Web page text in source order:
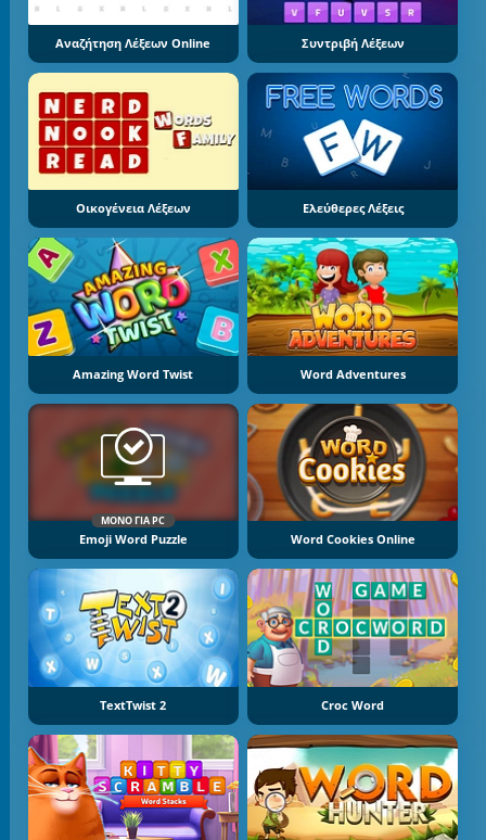
Αναζήτηση Λέξεων Online Συντριβή Λέξεων
Οικογένεια Λέξεων Ελεύθερες Λέξεις
Amazing Word Twist Word Adventures
ΜΌΝΟ ΓΙΑ PC
Emoji Word Puzzle Word Cookies Online
TextTwist 2 Croc Word